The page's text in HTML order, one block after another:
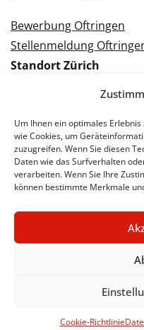
Um Ihnen ein optimales
wie Cookies, um
zuzugreifen. Wenn Sie diesen
Daten wie das Surfverhalten
verarbeiten. Wenn Sie Ihre
können bestimmte Merkmale
Cookie-Richtlinie
Bewerbung Oftringen
Stellenmeldung
Standort Zürich
Tel.: 043 288 38 88
Kontakt Zürich
Bewerbung Zürich